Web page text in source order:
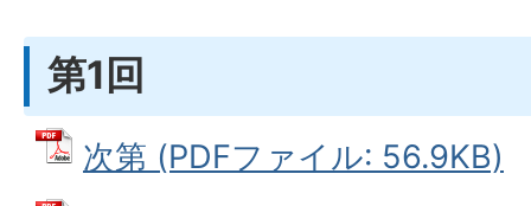
第1回
次第 (PDFファイル: 56.9KB)